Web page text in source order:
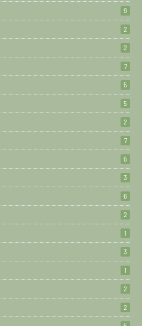
9
2
2
7
5
5
2
7
5
3
6
2
1
3
1
2
2